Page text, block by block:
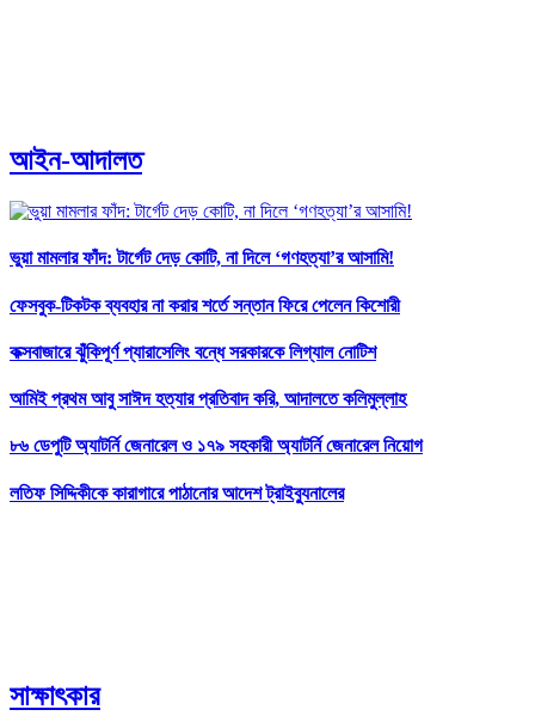
আইন-আদালত
​ভুয়া মামলার ফাঁদ: টার্গেট দেড় কোটি, না দিলে ‘গণহত্যা’র আসামি!
ফেসবুক-টিকটক ব্যবহার না করার শর্তে সন্তান ফিরে পেলেন কিশোরী
কক্সবাজারে ঝুঁকিপূর্ণ প্যারাসেলিং বন্ধে সরকারকে লিগ্যাল নোটিশ
আমিই প্রথম আবু সাঈদ হত্যার প্রতিবাদ করি, আদালতে কলিমুল্লাহ
৮৬ ডেপুটি অ্যাটর্নি জেনারেল ও ১৭৯ সহকারী অ্যাটর্নি জেনারেল নিয়োগ
লতিফ সিদ্দিকীকে কারাগারে পাঠানোর আদেশ ট্রাইব্যুনালের
সাক্ষাৎকার